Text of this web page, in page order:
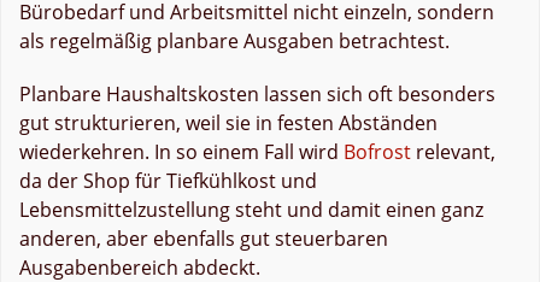
Bürobedarf und Arbeitsmittel nicht einzeln, sondern
als regelmäßig planbare Ausgaben betrachtest.
Planbare Haushaltskosten lassen sich oft besonders
gut strukturieren, weil sie in festen Abständen
wiederkehren. In so einem Fall wird Bofrost relevant,
da der Shop für Tiefkühlkost und
Lebensmittelzustellung steht und damit einen ganz
anderen, aber ebenfalls gut steuerbaren
Ausgabenbereich abdeckt.